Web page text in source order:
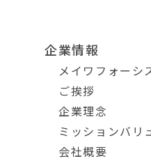
企業情報
メイワフォーシ
ご挨拶
企業理念
ミッションバリ
会社概要